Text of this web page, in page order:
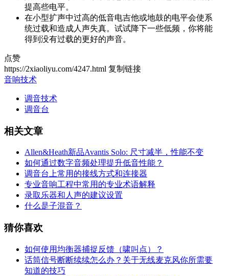
提高些电平。
在小型扩声中过高的低音电吉他或地鼓的电平会使系
统过载和造成人声失真。试试降下一些低频，你将能
得到没有过载的更好的声音。
点赞
https://2xiaoliyu.com/4247.html 复制链接
音响技术
调音技术
调音台
相关文章
Allen&Heath新品Avantis Solo: 尺寸减半，性能不变
如何通过数字音频处理提升低音性能？
调音台上常用的接线方式和连接器
专业音响工程中常用的专业术语解释
录取乐器和人声的建议设置
什么是子混音？
猜你喜欢
如何使用均衡器捕捉反馈（啸叫点）？
话筒信号断断续续怎么办？关于无线麦克风你所需要
知道的技巧